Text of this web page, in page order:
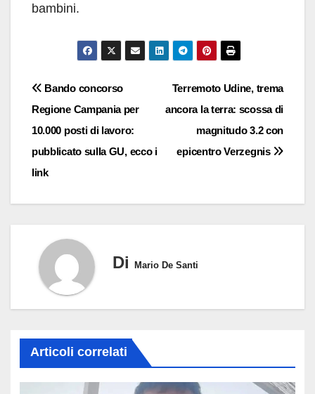
bambini.
Navigazione
articoli
Terremoto Udine, trema
ancora la terra: scossa di
magnitudo 3.2 con
epicentro Verzegnis
Bando concorso
Regione Campania per
10.000 posti di lavoro:
pubblicato sulla GU, ecco i
link
Di Mario De Santi
Articoli correlati